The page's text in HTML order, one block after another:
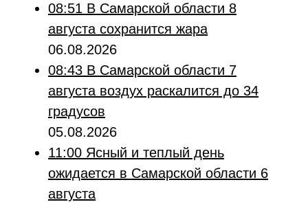
08:51 В Самарской области 8
августа сохранится жара
06.08.2026
08:43 В Самарской области 7
августа воздух раскалится до 34
градусов
05.08.2026
11:00 Ясный и теплый день
ожидается в Самарской области 6
августа